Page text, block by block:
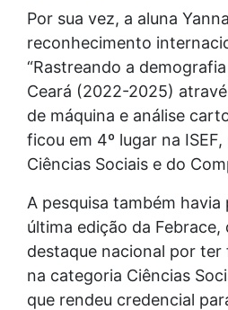
Por sua vez, a aluna
reconhecimento
“Rastreando a
Ceará (2022-2025)
de máquina e análise
ficou em 4º lugar na
Ciências Sociais e do
A pesquisa também
última edição da Febrace,
destaque nacional por ter
na categoria Ciências
que rendeu credencial